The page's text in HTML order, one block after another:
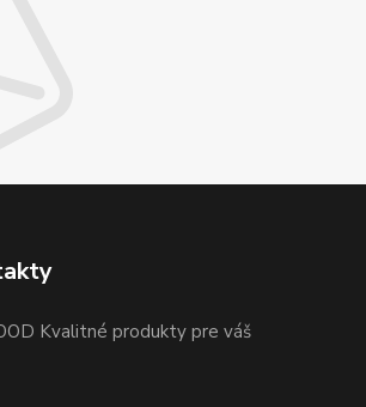
Kvalitné produkty pre váš